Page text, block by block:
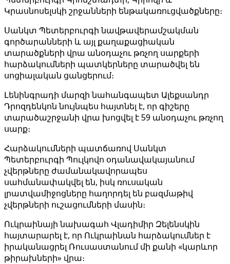
Կրասնոսելսկի շրջանների ենթակառուցվածքները։
Սանկտ Պետերբուրգի նավթավերամշակման
գործարանների և այլ քաղաքացիական
տարածքների վրա անօդաչու թռչող սարքերի
հարձակումների պատկերները տարածվել են
սոցիալական ցանցերում։
Լենինգրադի մարզի նահանգապետ Ալեքսանդր
Դրոզդենկոն նույնպես հայտնել է, որ գիշերը
տարածաշրջանի վրա խոցվել է 59 անօդաչու թռչող
սարք։
Հարձակումների պատճառով Սանկտ
Պետերբուրգի Պուլկովո օդանավակայանում
չվերթները ժամանակավորապես
սահմանափակվել են, իսկ ռուսական
լրատվամիջոցները հաղորդել են բազմաթիվ
չվերթների ուշացումների մասին։
Ուկրաինայի նախագահ Վլադիմիր Զելենսկին
հայտարարել է, որ Ուկրաինան հարձակումներ է
իրականացրել Ռուսաստանում մի քանի «կարևոր
թիրախների» վրա։